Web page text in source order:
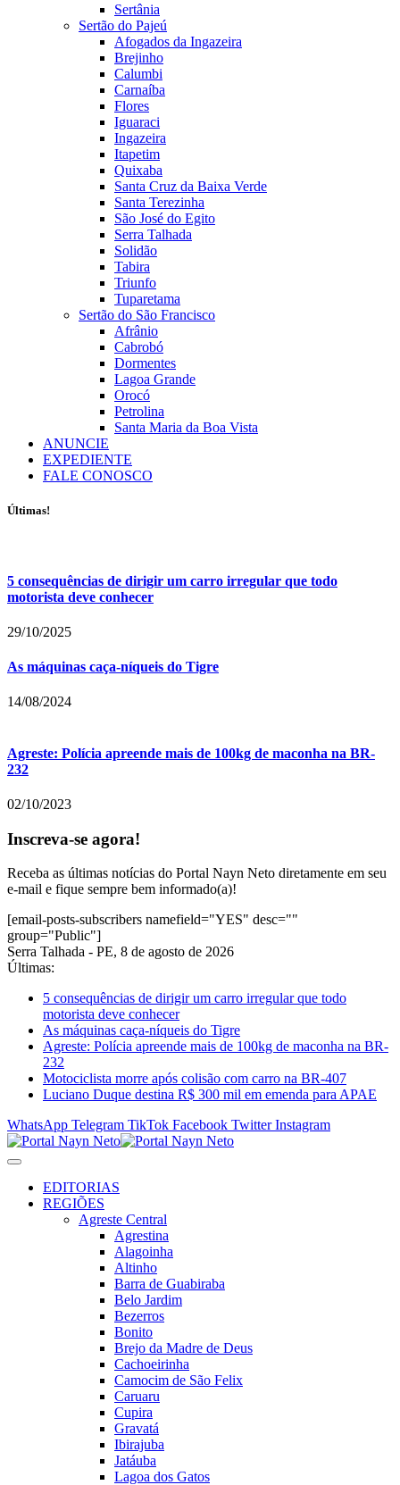
Sertânia
Sertão do Pajeú
Afogados da Ingazeira
Brejinho
Calumbi
Carnaíba
Flores
Iguaraci
Ingazeira
Itapetim
Quixaba
Santa Cruz da Baixa Verde
Santa Terezinha
São José do Egito
Serra Talhada
Solidão
Tabira
Triunfo
Tuparetama
Sertão do São Francisco
Afrânio
Cabrobó
Dormentes
Lagoa Grande
Orocó
Petrolina
Santa Maria da Boa Vista
ANUNCIE
EXPEDIENTE
FALE CONOSCO
Últimas!
5 consequências de dirigir um carro irregular que todo
motorista deve conhecer
29/10/2025
As máquinas caça-níqueis do Tigre
14/08/2024
Agreste: Polícia apreende mais de 100kg de maconha na BR-
232
02/10/2023
Inscreva-se agora!
Receba as últimas notícias do Portal Nayn Neto diretamente em seu
e-mail e fique sempre bem informado(a)!
[email-posts-subscribers namefield="YES" desc=""
group="Public"]
Serra Talhada - PE, 8 de agosto de 2026
Últimas:
5 consequências de dirigir um carro irregular que todo
motorista deve conhecer
As máquinas caça-níqueis do Tigre
Agreste: Polícia apreende mais de 100kg de maconha na BR-
232
Motociclista morre após colisão com carro na BR-407
Luciano Duque destina R$ 300 mil em emenda para APAE
WhatsApp Telegram TikTok Facebook Twitter Instagram
EDITORIAS
REGIÕES
Agreste Central
Agrestina
Alagoinha
Altinho
Barra de Guabiraba
Belo Jardim
Bezerros
Bonito
Brejo da Madre de Deus
Cachoeirinha
Camocim de São Felix
Caruaru
Cupira
Gravatá
Ibirajuba
Jatáuba
Lagoa dos Gatos